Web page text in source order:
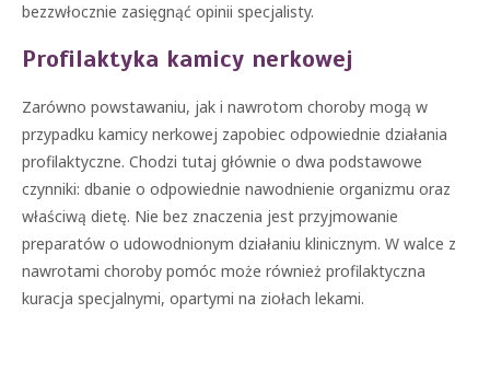
bezzwłocznie zasięgnąć opinii specjalisty.
Profilaktyka kamicy nerkowej
Zarówno powstawaniu, jak i nawrotom choroby mogą w
przypadku kamicy nerkowej zapobiec odpowiednie działania
profilaktyczne. Chodzi tutaj głównie o dwa podstawowe
czynniki: dbanie o odpowiednie nawodnienie organizmu oraz
właściwą dietę. Nie bez znaczenia jest przyjmowanie
preparatów o udowodnionym działaniu klinicznym. W walce z
nawrotami choroby pomóc może również profilaktyczna
kuracja specjalnymi, opartymi na ziołach lekami.